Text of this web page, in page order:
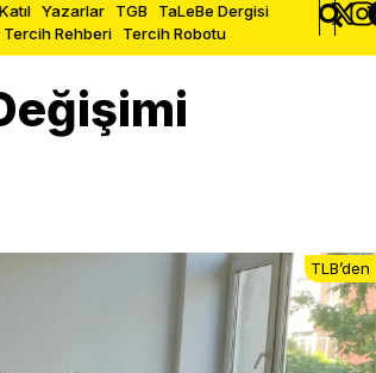
Yazarlar TGB TaLeBe Dergisi
Tercih Rehberi Tercih Robotu
TLB’den